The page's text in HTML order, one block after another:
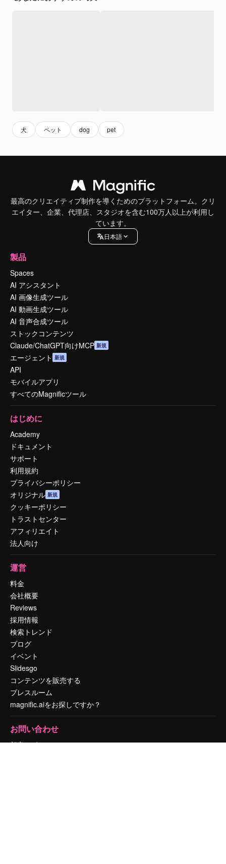
犬 ペット dog pet
最高のクリエイティブ制作を導くためのプラットフォーム。クリ
エイター、企業、代理店、スタジオを含む100万人以上が利用し
ています。
日本語
製品
Spaces
AI アシスタント
AI 画像生成ツール
AI 動画生成ツール
AI 音声合成ツール
ストックコンテンツ
Claude/ChatGPT向けMCP 新規
エージェント 新規
API
モバイルアプリ
すべてのMagnificツール
はじめに
Academy
ドキュメント
サポート
利用規約
プライバシーポリシー
オリジナル 新規
クッキーポリシー
トラストセンター
アフィリエイト
法人向け
運営
料金
会社概要
Reviews
採用情報
検索トレンド
ブログ
イベント
Slidesgo
コンテンツを販売する
プレスルーム
magnific.aiをお探しですか？
お問い合わせ
顧客サポート